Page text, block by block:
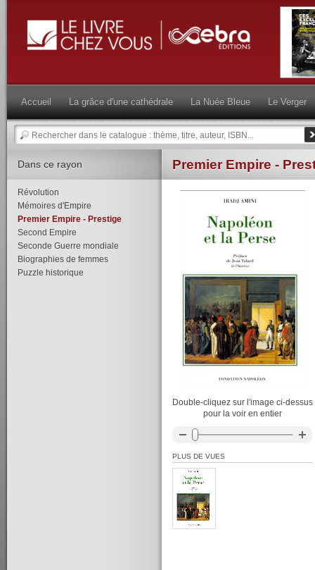
Accueil La grâce d'une cathédrale La Nuée Bleue Le Verger
Premier Empire -
Double-cliquez sur l'image ci-dessus
pour la voir en entier
PLUS DE VUES
Dans ce rayon
Révolution
Mémoires d'Empire
Premier Empire - Prestige
Second Empire
Seconde Guerre mondiale
Biographies de femmes
Puzzle historique